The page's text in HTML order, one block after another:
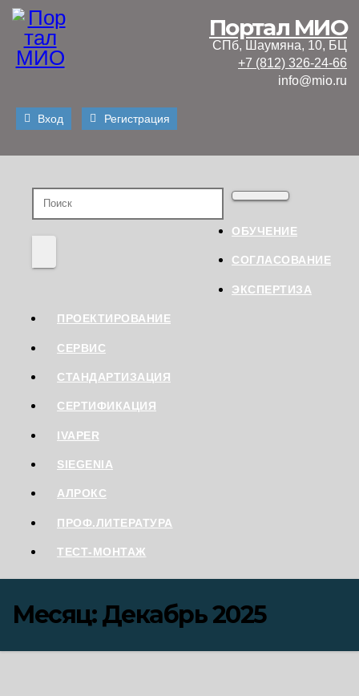
Перейти
содержимому
Портал МИО
СПб, Шаумяна, 10, БЦ
+7 (812) 326-24-66
info@mio.ru
Вход Регистрация
ОБУЧЕНИЕ
СОГЛАСОВАНИЕ
ЭКСПЕРТИЗА
ПРОЕКТИРОВАНИЕ
СЕРВИС
СТАНДАРТИЗАЦИЯ
СЕРТИФИКАЦИЯ
IVAPER
SIEGENIA
АЛРОКС
ПРОФ.ЛИТЕРАТУРА
ТЕСТ-МОНТАЖ
Месяц:Декабрь 2025